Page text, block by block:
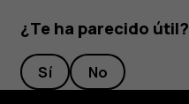
¿Te ha parecido útil?
Sí No